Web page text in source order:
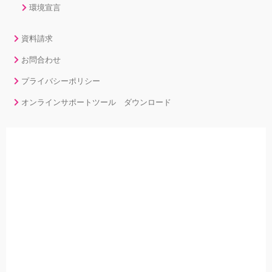
環境宣言
資料請求
お問合わせ
プライバシーポリシー
オンラインサポートツール ダウンロード